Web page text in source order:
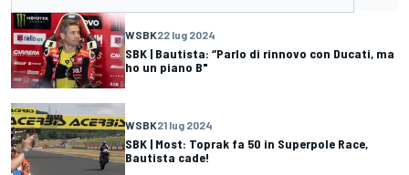
WSBK22 lug 2024
SBK | Bautista: “Parlo di rinnovo con Ducati, ma
ho un piano B"
WSBK21 lug 2024
SBK | Most: Toprak fa 50 in Superpole Race,
Bautista cade!